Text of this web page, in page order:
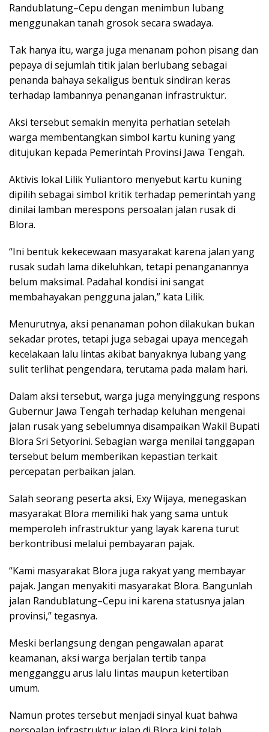
Randublatung–Cepu dengan menimbun lubang
menggunakan tanah grosok secara swadaya.
Tak hanya itu, warga juga menanam pohon pisang dan
pepaya di sejumlah titik jalan berlubang sebagai
penanda bahaya sekaligus bentuk sindiran keras
terhadap lambannya penanganan infrastruktur.
Aksi tersebut semakin menyita perhatian setelah
warga membentangkan simbol kartu kuning yang
ditujukan kepada Pemerintah Provinsi Jawa Tengah.
Aktivis lokal Lilik Yuliantoro menyebut kartu kuning
dipilih sebagai simbol kritik terhadap pemerintah yang
dinilai lamban merespons persoalan jalan rusak di
Blora.
“Ini bentuk kekecewaan masyarakat karena jalan yang
rusak sudah lama dikeluhkan, tetapi penanganannya
belum maksimal. Padahal kondisi ini sangat
membahayakan pengguna jalan,” kata Lilik.
Menurutnya, aksi penanaman pohon dilakukan bukan
sekadar protes, tetapi juga sebagai upaya mencegah
kecelakaan lalu lintas akibat banyaknya lubang yang
sulit terlihat pengendara, terutama pada malam hari.
Dalam aksi tersebut, warga juga menyinggung respons
Gubernur Jawa Tengah terhadap keluhan mengenai
jalan rusak yang sebelumnya disampaikan Wakil Bupati
Blora Sri Setyorini. Sebagian warga menilai tanggapan
tersebut belum memberikan kepastian terkait
percepatan perbaikan jalan.
Salah seorang peserta aksi, Exy Wijaya, menegaskan
masyarakat Blora memiliki hak yang sama untuk
memperoleh infrastruktur yang layak karena turut
berkontribusi melalui pembayaran pajak.
“Kami masyarakat Blora juga rakyat yang membayar
pajak. Jangan menyakiti masyarakat Blora. Bangunlah
jalan Randublatung–Cepu ini karena statusnya jalan
provinsi,” tegasnya.
Meski berlangsung dengan pengawalan aparat
keamanan, aksi warga berjalan tertib tanpa
mengganggu arus lalu lintas maupun ketertiban
umum.
Namun protes tersebut menjadi sinyal kuat bahwa